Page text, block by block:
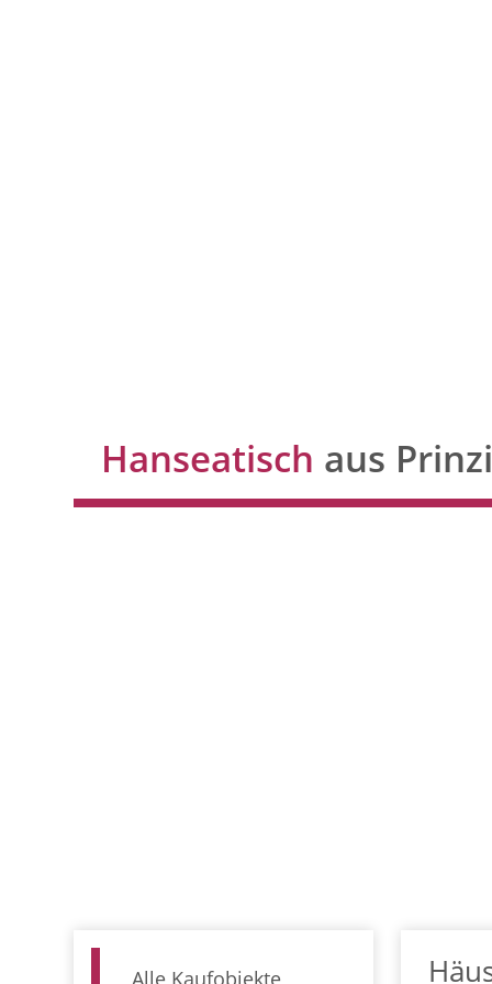
Hanseatisch aus
Alle Kaufobjekte